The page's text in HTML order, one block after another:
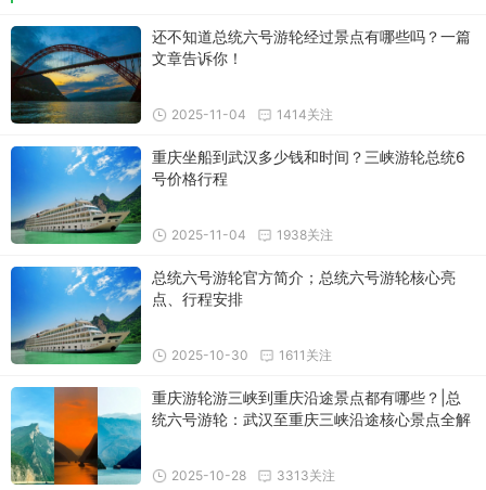
还不知道总统六号游轮经过景点有哪些吗？一篇
文章告诉你！
1414关注
2025-11-04
重庆坐船到武汉多少钱和时间？三峡游轮总统6
号价格行程
1938关注
2025-11-04
总统六号游轮官方简介；总统六号游轮核心亮
点、行程安排
1611关注
2025-10-30
重庆游轮游三峡到重庆沿途景点都有哪些？|总
统六号游轮：武汉至重庆三峡沿途核心景点全解
3313关注
2025-10-28